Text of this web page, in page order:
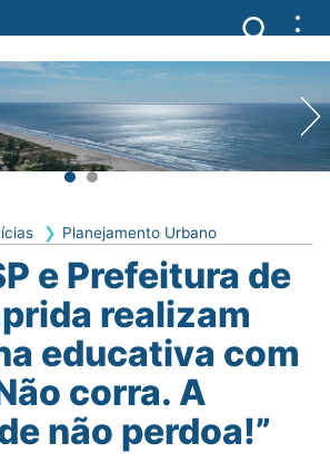
Planejamento Urbano
e Prefeitura de
realizam
educativa com
corra. A
não perdoa!”